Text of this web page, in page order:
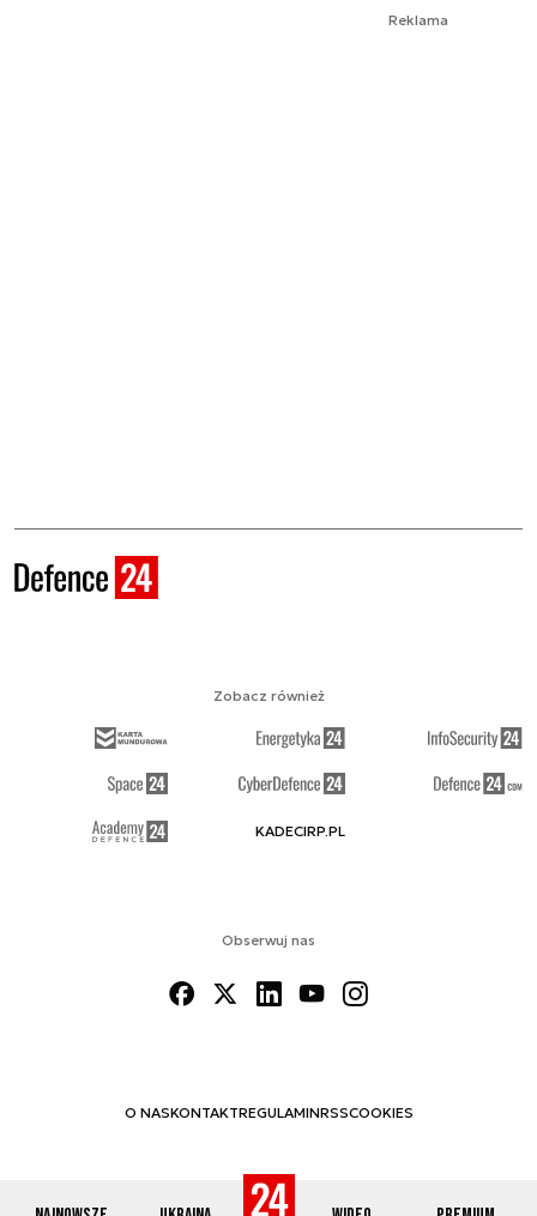
Reklama
Obserwuj nas
O NASKONTAKTREGULAMINRSSCOOKIES
Zobacz również
KADECIRP.PL